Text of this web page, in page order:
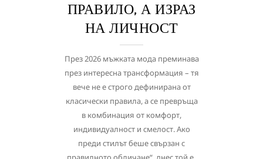
ПРАВИЛО, А ИЗРАЗ
НА ЛИЧНОСТ
През 2026 мъжката мода преминава
през интересна трансформация – тя
вече не е строго дефинирана от
класически правила, а се превръща
в комбинация от комфорт,
индивидуалност и смелост. Ако
преди стилът беше свързан с